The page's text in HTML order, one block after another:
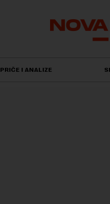
PRIČE I ANALIZE